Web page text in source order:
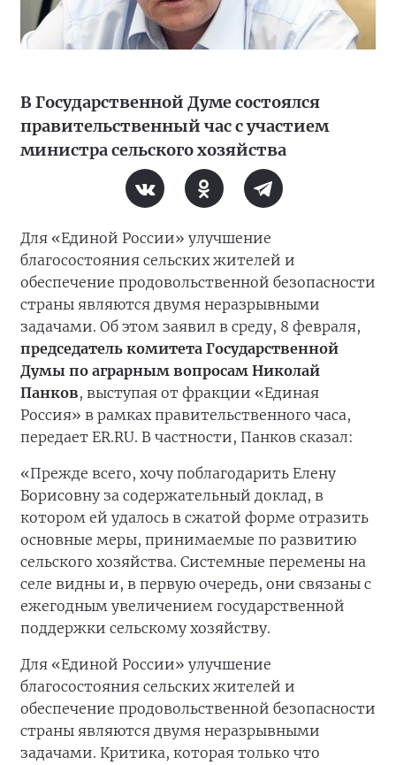
В Государственной Думе состоялся
правительственный час с участием
министра сельского хозяйства
Для «Единой России» улучшение
благосостояния сельских жителей и
обеспечение продовольственной безопасности
страны являются двумя неразрывными
задачами. Об этом заявил в среду, 8 февраля,
председатель комитета Государственной
Думы по аграрным вопросам Николай
Панков, выступая от фракции «Единая
Россия» в рамках правительственного часа,
передает ER.RU. В частности, Панков сказал:
«Прежде всего, хочу поблагодарить Елену
Борисовну за содержательный доклад, в
котором ей удалось в сжатой форме отразить
основные меры, принимаемые по развитию
сельского хозяйства. Системные перемены на
селе видны и, в первую очередь, они связаны с
ежегодным увеличением государственной
поддержки сельскому хозяйству.
Для «Единой России» улучшение
благосостояния сельских жителей и
обеспечение продовольственной безопасности
страны являются двумя неразрывными
задачами. Критика, которая только что